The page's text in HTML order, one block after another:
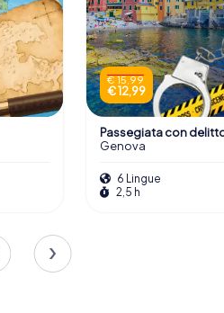
€ 15,99
€ 12,99
Passegiata con
Genova
6 Lingue
2,5 h